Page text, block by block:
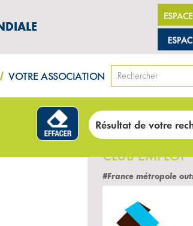
VOTRE ASSOCIATION
Résultat de votre
(67)
LES
CLUB EMPLOI
#France métropole